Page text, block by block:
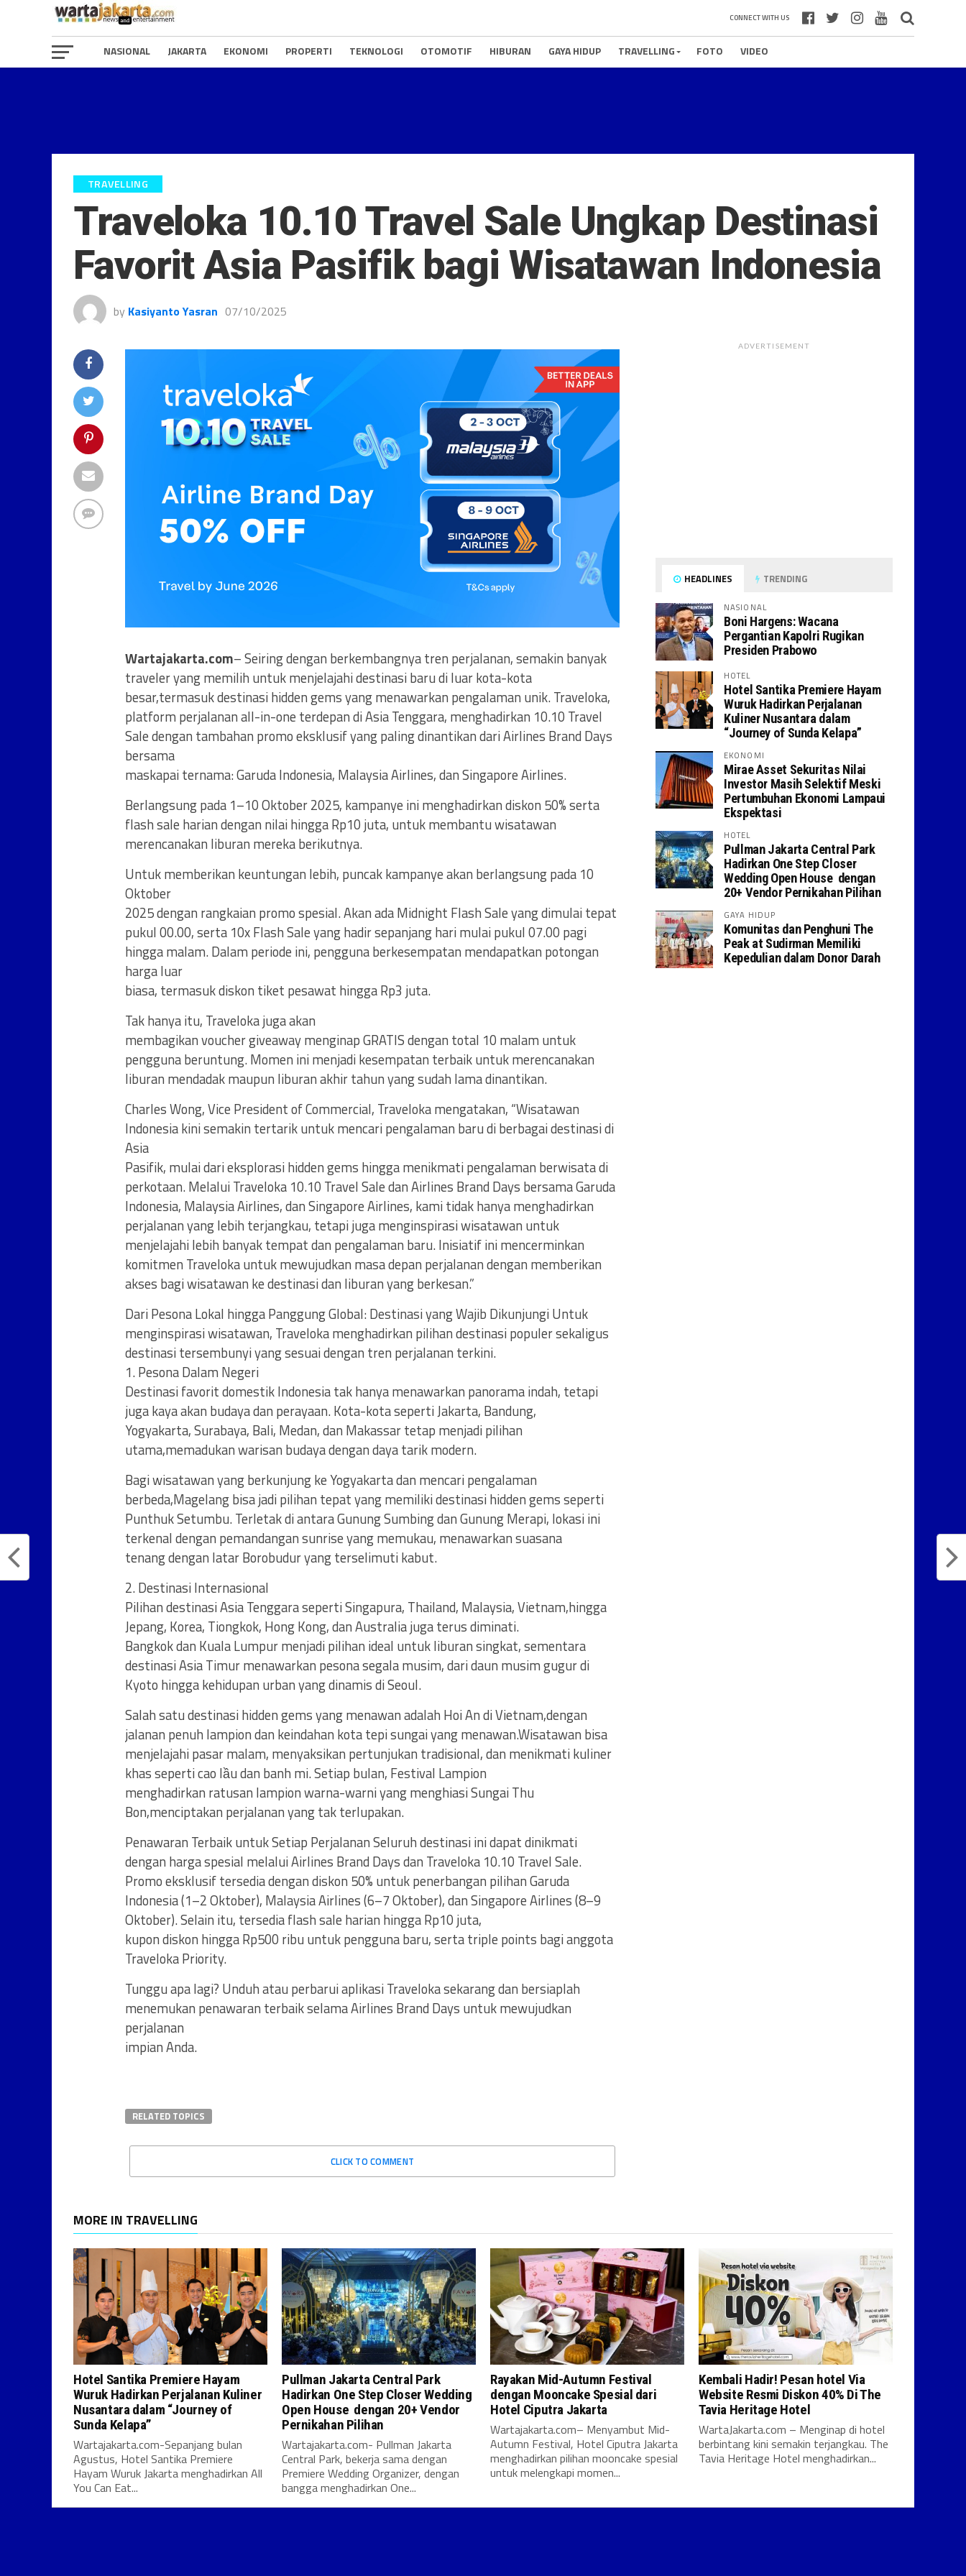
CONNECT WITH US
NASIONAL JAKARTA EKONOMI PROPERTI TEKNOLOGI OTOMOTIF HIBURAN GAYA HIDUP TRAVELLING FOTO VIDEO
TRAVELLING
Traveloka 10.10 Travel Sale Ungkap Destinasi
Favorit Asia Pasifik bagi Wisatawan Indonesia
by Kasiyanto Yasran 07/10/2025
Wartajakarta.com– Seiring dengan berkembangnya tren perjalanan, semakin banyak
traveler yang memilih untuk menjelajahi destinasi baru di luar kota-kota
besar,termasuk destinasi hidden gems yang menawarkan pengalaman unik. Traveloka,
platform perjalanan all-in-one terdepan di Asia Tenggara, menghadirkan 10.10 Travel
Sale dengan tambahan promo eksklusif yang paling dinantikan dari Airlines Brand Days
bersama
maskapai ternama: Garuda Indonesia, Malaysia Airlines, dan Singapore Airlines.
Berlangsung pada 1–10 Oktober 2025, kampanye ini menghadirkan diskon 50% serta
flash sale harian dengan nilai hingga Rp10 juta, untuk membantu wisatawan
merencanakan liburan mereka berikutnya.
Untuk memberikan keuntungan lebih, puncak kampanye akan berlangsung pada 10
Oktober
2025 dengan rangkaian promo spesial. Akan ada Midnight Flash Sale yang dimulai tepat
pukul 00.00, serta 10x Flash Sale yang hadir sepanjang hari mulai pukul 07.00 pagi
hingga malam. Dalam periode ini, pengguna berkesempatan mendapatkan potongan
harga luar
biasa, termasuk diskon tiket pesawat hingga Rp3 juta.
Tak hanya itu, Traveloka juga akan
membagikan voucher giveaway menginap GRATIS dengan total 10 malam untuk
pengguna beruntung. Momen ini menjadi kesempatan terbaik untuk merencanakan
liburan mendadak maupun liburan akhir tahun yang sudah lama dinantikan.
Charles Wong, Vice President of Commercial, Traveloka mengatakan, “Wisatawan
Indonesia kini semakin tertarik untuk mencari pengalaman baru di berbagai destinasi di
Asia
Pasifik, mulai dari eksplorasi hidden gems hingga menikmati pengalaman berwisata di
perkotaan. Melalui Traveloka 10.10 Travel Sale dan Airlines Brand Days bersama Garuda
Indonesia, Malaysia Airlines, dan Singapore Airlines, kami tidak hanya menghadirkan
perjalanan yang lebih terjangkau, tetapi juga menginspirasi wisatawan untuk
menjelajahi lebih banyak tempat dan pengalaman baru. Inisiatif ini mencerminkan
komitmen Traveloka untuk mewujudkan masa depan perjalanan dengan memberikan
akses bagi wisatawan ke destinasi dan liburan yang berkesan.”
Dari Pesona Lokal hingga Panggung Global: Destinasi yang Wajib Dikunjungi Untuk
menginspirasi wisatawan, Traveloka menghadirkan pilihan destinasi populer sekaligus
destinasi tersembunyi yang sesuai dengan tren perjalanan terkini.
1. Pesona Dalam Negeri
Destinasi favorit domestik Indonesia tak hanya menawarkan panorama indah, tetapi
juga kaya akan budaya dan perayaan. Kota-kota seperti Jakarta, Bandung,
Yogyakarta, Surabaya, Bali, Medan, dan Makassar tetap menjadi pilihan
utama,memadukan warisan budaya dengan daya tarik modern.
Bagi wisatawan yang berkunjung ke Yogyakarta dan mencari pengalaman
berbeda,Magelang bisa jadi pilihan tepat yang memiliki destinasi hidden gems seperti
Punthuk Setumbu. Terletak di antara Gunung Sumbing dan Gunung Merapi, lokasi ini
terkenal dengan pemandangan sunrise yang memukau, menawarkan suasana
tenang dengan latar Borobudur yang terselimuti kabut.
2. Destinasi Internasional
Pilihan destinasi Asia Tenggara seperti Singapura, Thailand, Malaysia, Vietnam,hingga
Jepang, Korea, Tiongkok, Hong Kong, dan Australia juga terus diminati.
Bangkok dan Kuala Lumpur menjadi pilihan ideal untuk liburan singkat, sementara
destinasi Asia Timur menawarkan pesona segala musim, dari daun musim gugur di
Kyoto hingga kehidupan urban yang dinamis di Seoul.
Salah satu destinasi hidden gems yang menawan adalah Hoi An di Vietnam,dengan
jalanan penuh lampion dan keindahan kota tepi sungai yang menawan.Wisatawan bisa
menjelajahi pasar malam, menyaksikan pertunjukan tradisional, dan menikmati kuliner
khas seperti cao lầu dan banh mi. Setiap bulan, Festival Lampion
menghadirkan ratusan lampion warna-warni yang menghiasi Sungai Thu
Bon,menciptakan perjalanan yang tak terlupakan.
Penawaran Terbaik untuk Setiap Perjalanan Seluruh destinasi ini dapat dinikmati
dengan harga spesial melalui Airlines Brand Days dan Traveloka 10.10 Travel Sale.
Promo eksklusif tersedia dengan diskon 50% untuk penerbangan pilihan Garuda
Indonesia (1–2 Oktober), Malaysia Airlines (6–7 Oktober), dan Singapore Airlines (8–9
Oktober). Selain itu, tersedia flash sale harian hingga Rp10 juta,
kupon diskon hingga Rp500 ribu untuk pengguna baru, serta triple points bagi anggota
Traveloka Priority.
Tunggu apa lagi? Unduh atau perbarui aplikasi Traveloka sekarang dan bersiaplah
menemukan penawaran terbaik selama Airlines Brand Days untuk mewujudkan
perjalanan
impian Anda.
RELATED TOPICS
CLICK TO COMMENT
ADVERTISEMENT
HEADLINES TRENDING
NASIONAL
Boni Hargens: Wacana
Pergantian Kapolri Rugikan
Presiden Prabowo
HOTEL
Hotel Santika Premiere Hayam
Wuruk Hadirkan Perjalanan
Kuliner Nusantara dalam
“Journey of Sunda Kelapa”
EKONOMI
Mirae Asset Sekuritas Nilai
Investor Masih Selektif Meski
Pertumbuhan Ekonomi Lampaui
Ekspektasi
HOTEL
Pullman Jakarta Central Park
Hadirkan One Step Closer
Wedding Open House dengan
20+ Vendor Pernikahan Pilihan
GAYA HIDUP
Komunitas dan Penghuni The
Peak at Sudirman Memiliki
Kepedulian dalam Donor Darah
MORE IN TRAVELLING
Hotel Santika Premiere Hayam
Wuruk Hadirkan Perjalanan Kuliner
Nusantara dalam “Journey of
Sunda Kelapa”
Wartajakarta.com-Sepanjang bulan
Agustus, Hotel Santika Premiere
Hayam Wuruk Jakarta menghadirkan All
You Can Eat...
Pullman Jakarta Central Park
Hadirkan One Step Closer Wedding
Open House dengan 20+ Vendor
Pernikahan Pilihan
Wartajakarta.com- Pullman Jakarta
Central Park, bekerja sama dengan
Premiere Wedding Organizer, dengan
bangga menghadirkan One...
Rayakan Mid-Autumn Festival
dengan Mooncake Spesial dari
Hotel Ciputra Jakarta
Wartajakarta.com– Menyambut Mid-
Autumn Festival, Hotel Ciputra Jakarta
menghadirkan pilihan mooncake spesial
untuk melengkapi momen...
Kembali Hadir! Pesan hotel Via
Website Resmi Diskon 40% Di The
Tavia Heritage Hotel
WartaJakarta.com – Menginap di hotel
berbintang kini semakin terjangkau. The
Tavia Heritage Hotel menghadirkan...